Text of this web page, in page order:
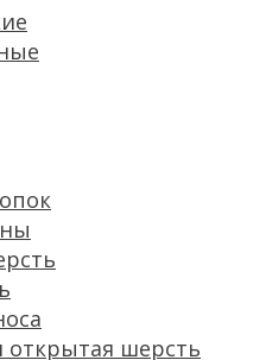
открытая шерсть